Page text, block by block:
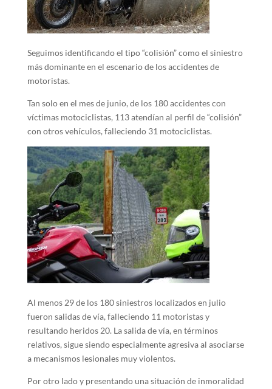
Seguimos identificando el tipo “colisión” como el siniestro
más dominante en el escenario de los accidentes de
motoristas.
Tan solo en el mes de junio, de los 180 accidentes con
víctimas motociclistas, 113 atendían al perfil de “colisión”
con otros vehículos, falleciendo 31 motociclistas.
Al menos 29 de los 180 siniestros localizados en julio
fueron salidas de vía, falleciendo 11 motoristas y
resultando heridos 20. La salida de vía, en términos
relativos, sigue siendo especialmente agresiva al asociarse
a mecanismos lesionales muy violentos.
Por otro lado y presentando una situación de inmoralidad